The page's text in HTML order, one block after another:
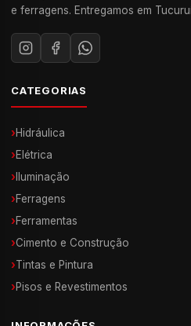
e ferragens. Entregamos em
CATEGORIAS
›Hidráulica
›Elétrica
› Iluminação
›Ferragens
›Ferramentas
›Cimento e Construção
›Tintas e Pintura
›Pisos e Revestimentos